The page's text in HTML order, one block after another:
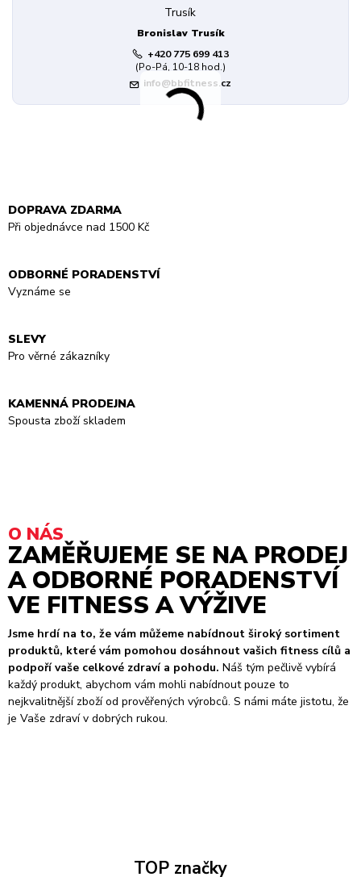
Bronislav Trusík
+420 775 699 413
(Po-Pá, 10-18 hod.)
info@bbfitness.cz
DOPRAVA ZDARMA
Při objednávce nad 1500 Kč
ODBORNÉ PORADENSTVÍ
Vyznáme se
SLEVY
Pro věrné zákazníky
KAMENNÁ PRODEJNA
Spousta zboží skladem
O NÁS
ZAMĚŘUJEME SE NA PRODEJ
A ODBORNÉ PORADENSTVÍ
VE FITNESS A VÝŽIVE
Jsme hrdí na to, že vám můžeme nabídnout široký sortiment
produktů, které vám pomohou dosáhnout vašich fitness cílů a
podpoří vaše celkové zdraví a pohodu. Náš tým pečlivě vybírá
každý produkt, abychom vám mohli nabídnout pouze to
nejkvalitnější zboží od prověřených výrobců. S námi máte jistotu, že
je Vaše zdraví v dobrých rukou.
TOP značky